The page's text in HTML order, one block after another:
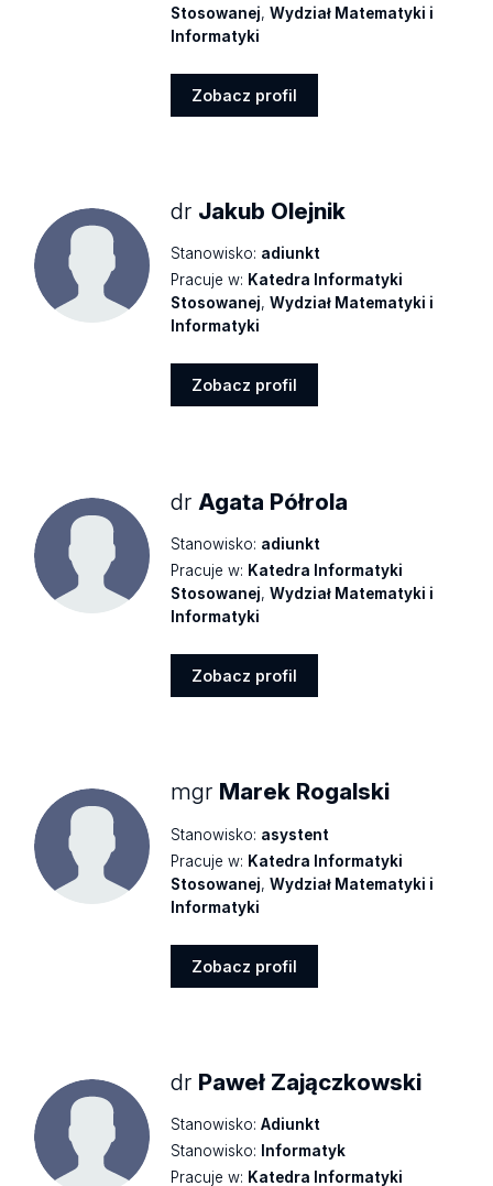
Stosowanej,Wydział Matematyki i
Informatyki
Zobacz profil
dr Jakub Olejnik
Stanowisko: adiunkt
Pracuje w: Katedra Informatyki
Stosowanej,Wydział Matematyki i
Informatyki
Zobacz profil
dr Agata Półrola
Stanowisko: adiunkt
Pracuje w: Katedra Informatyki
Stosowanej,Wydział Matematyki i
Informatyki
Zobacz profil
mgr Marek Rogalski
Stanowisko: asystent
Pracuje w: Katedra Informatyki
Stosowanej,Wydział Matematyki i
Informatyki
Zobacz profil
dr Paweł Zajączkowski
Stanowisko: Adiunkt
Stanowisko:
Informatyk
Pracuje w: Katedra Informatyki